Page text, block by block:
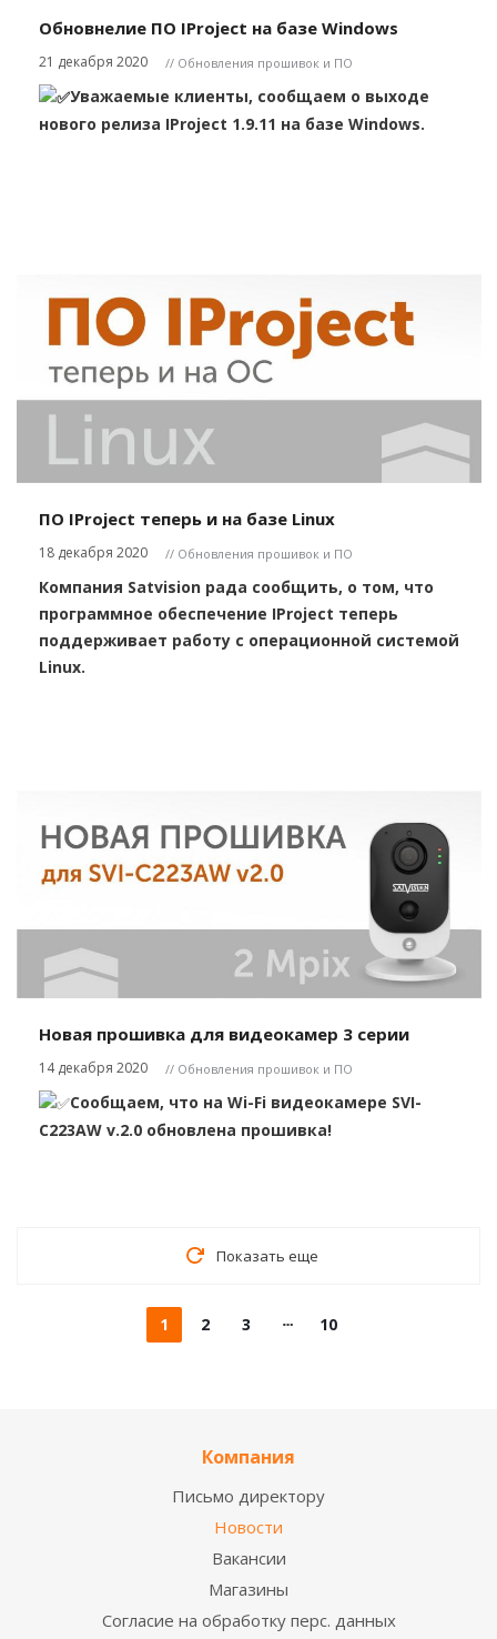
Обновнелие ПО IProject на базе Windows
21 декабря 2020 // Обновления прошивок и ПО
Уважаемые клиенты, сообщаем о выходе
нового релиза IProject 1.9.11 на базе Windows.
ПО IProject теперь и на базе Linux
18 декабря 2020 // Обновления прошивок и ПО
Компания Satvision рада сообщить, о том, что
программное обеспечение IProject теперь
поддерживает работу с операционной системой
Linux.
Новая прошивка для видеокамер 3 серии
14 декабря 2020 // Обновления прошивок и ПО
Сообщаем, что на Wi-Fi видеокамере SVI-
C223AW v.2.0 обновлена прошивка!
Показать еще
1 2 3 10
Компания
Письмо директору
Новости
Вакансии
Магазины
Согласие на обработку перс. данных